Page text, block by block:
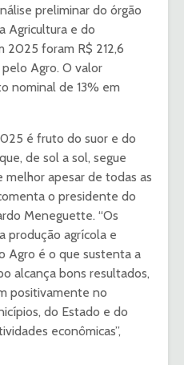
preliminar do órgão
Agricultura e do
2025 foram R$ 212,6
Agro. O valor
nominal de 13% em
é fruto do suor e do
de sol a sol, segue
apesar de todas as
o presidente do
Meneguette. “Os
produção agrícola e
Agro é o que sustenta a
alcança bons resultados,
positivamente no
do Estado e do
econômicas”,